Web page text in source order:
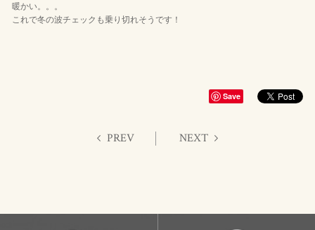
暖かい。。。
これで冬の波チェックも乗り切れそうです！
Save
PREV NEXT